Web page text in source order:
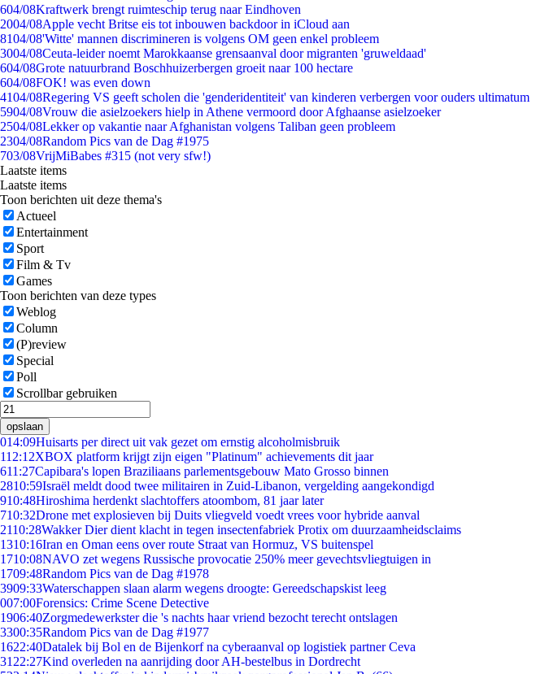
604/08Kraftwerk brengt ruimteschip terug naar Eindhoven
2004/08Apple vecht Britse eis tot inbouwen backdoor in iCloud aan
8104/08'Witte' mannen discrimineren is volgens OM geen enkel probleem
3004/08Ceuta-leider noemt Marokkaanse grensaanval door migranten 'gruweldaad'
604/08Grote natuurbrand Boschhuizerbergen groeit naar 100 hectare
604/08FOK! was even down
4104/08Regering VS geeft scholen die 'genderidentiteit' van kinderen verbergen voor ouders ultimatum
5904/08Vrouw die asielzoekers hielp in Athene vermoord door Afghaanse asielzoeker
2504/08Lekker op vakantie naar Afghanistan volgens Taliban geen probleem
2304/08Random Pics van de Dag #1975
703/08VrijMiBabes #315 (not very sfw!)
Laatste items
Laatste items
Toon berichten uit deze thema's
Actueel
Entertainment
Sport
Film & Tv
Games
Toon berichten van deze types
Weblog
Column
(P)review
Special
Poll
Scrollbar gebruiken
opslaan
014:09Huisarts per direct uit vak gezet om ernstig alcoholmisbruik
112:12XBOX platform krijgt zijn eigen "Platinum" achievements dit jaar
611:27Capibara's lopen Braziliaans parlementsgebouw Mato Grosso binnen
2810:59Israël meldt dood twee militairen in Zuid-Libanon, vergelding aangekondigd
910:48Hiroshima herdenkt slachtoffers atoombom, 81 jaar later
710:32Drone met explosieven bij Duits vliegveld voedt vrees voor hybride aanval
2110:28Wakker Dier dient klacht in tegen insectenfabriek Protix om duurzaamheidsclaims
1310:16Iran en Oman eens over route Straat van Hormuz, VS buitenspel
1710:08NAVO zet wegens Russische provocatie 250% meer gevechtsvliegtuigen in
1709:48Random Pics van de Dag #1978
3909:33Waterschappen slaan alarm wegens droogte: Gereedschapskist leeg
007:00Forensics: Crime Scene Detective
1906:40Zorgmedewerkster die 's nachts haar vriend bezocht terecht ontslagen
3300:35Random Pics van de Dag #1977
1622:40Datalek bij Bol en de Bijenkorf na cyberaanval op logistiek partner Ceva
31 22:27Kind overleden na aanrijding door AH-bestelbus in Dordrecht